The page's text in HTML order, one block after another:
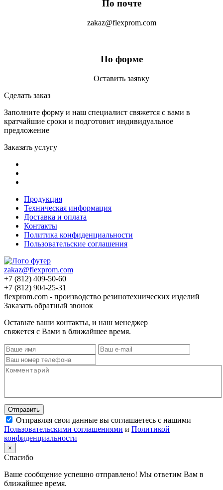
По почте
zakaz@flexprom.com
По форме
Оставить заявку
Сделать заказ
Заполните форму и наш специалист свяжется с вами в
кратчайшие сроки и подготовит индивидуальное
предложение
Заказать услугу
Продукция
Техническая информация
Доставка и оплата
Контакты
Политика конфиденциальности
Пользовательские соглашения
zakaz@flexprom.com
+7 (812) 409-50-60
+7 (812) 904-25-31
flexprom.com - производство резинотехнических изделий
Заказать обратный звонок
Оставьте ваши контакты, и наш менеджер
свяжется с Вами в ближайшее время.
Отправить
Отправляя свои данные вы соглашаетесь с нашими
Пользовательскими соглашениями и Политикой
конфиденциальности
×
Спасибо
Ваше сообщение успешно отправлено! Мы ответим Вам в
ближайшее время.